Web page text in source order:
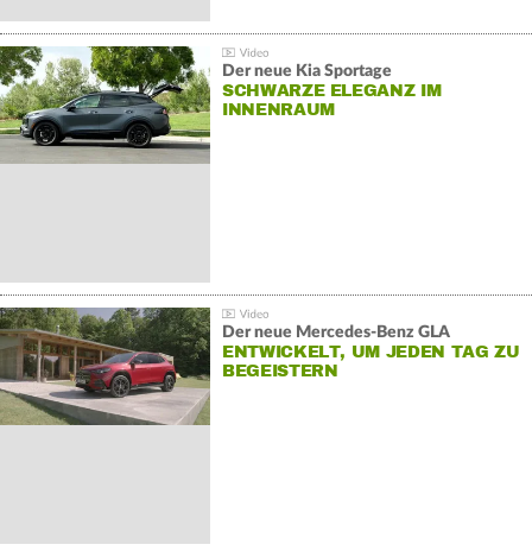
Der neue Kia Sportage
SCHWARZE ELEGANZ IM
INNENRAUM
Der neue Mercedes-Benz GLA
ENTWICKELT, UM JEDEN TAG ZU
BEGEISTERN